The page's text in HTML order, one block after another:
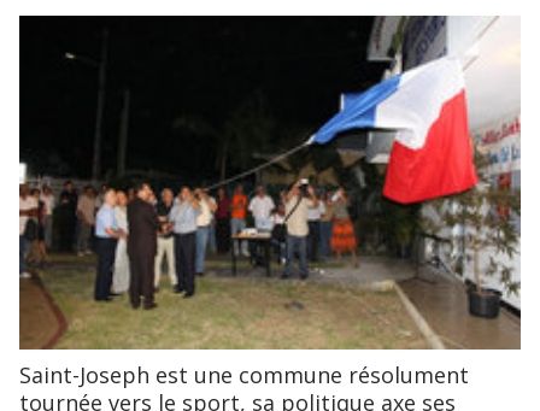
Saint-Joseph est une commune résolument
tournée vers le sport, sa politique axe ses